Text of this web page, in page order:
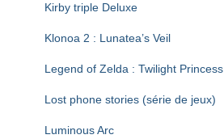
Kirby triple Deluxe
Klonoa 2 : Lunatea’s Veil
Legend of Zelda : Twilight Princess
Lost phone stories (série de jeux)
Luminous Arc